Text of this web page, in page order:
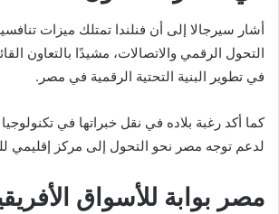
أشار سيرجالا إلى أن فنلندا تمتلك ميزات
التحول الرقمي والاتصالات، مشيدًا بالتعاون
في تطوير البنية التحتية الرقمية في مصر.
كما أكد رغبة بلاده في نقل خبراتها في
لدعم توجه مصر نحو التحول إلى مركز إقليمي
مصر بوابة للأسواق